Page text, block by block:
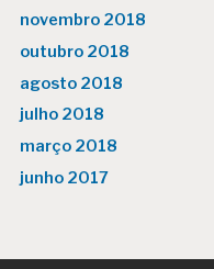
novembro 2018
outubro 2018
agosto 2018
julho 2018
março 2018
junho 2017